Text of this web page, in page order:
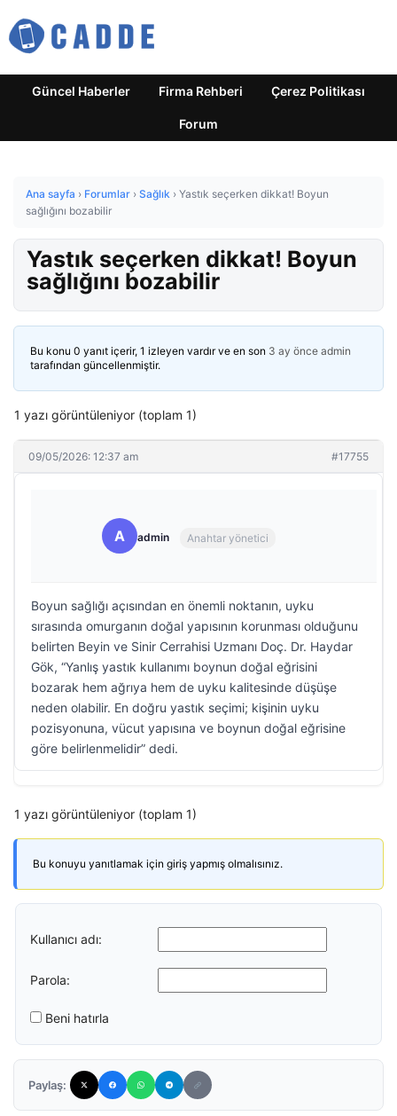
Güncel Haberler Firma Rehberi Çerez Politikası
Forum
Ana sayfa › Forumlar › Sağlık › Yastık seçerken dikkat! Boyun
sağlığını bozabilir
Yastık seçerken dikkat! Boyun
sağlığını bozabilir
Bu konu 0 yanıt içerir, 1 izleyen vardır ve en son 3 ay önce admin
tarafından güncellenmiştir.
1 yazı görüntüleniyor (toplam 1)
09/05/2026: 12:37 am #17755
A admin Anahtar yönetici
Boyun sağlığı açısından en önemli noktanın, uyku
sırasında omurganın doğal yapısının korunması olduğunu
belirten Beyin ve Sinir Cerrahisi Uzmanı Doç. Dr. Haydar
Gök, “Yanlış yastık kullanımı boynun doğal eğrisini
bozarak hem ağrıya hem de uyku kalitesinde düşüşe
neden olabilir. En doğru yastık seçimi; kişinin uyku
pozisyonuna, vücut yapısına ve boynun doğal eğrisine
göre belirlenmelidir” dedi.
1 yazı görüntüleniyor (toplam 1)
Bu konuyu yanıtlamak için giriş yapmış olmalısınız.
Kullanıcı adı:
Parola:
Beni hatırla
Paylaş: